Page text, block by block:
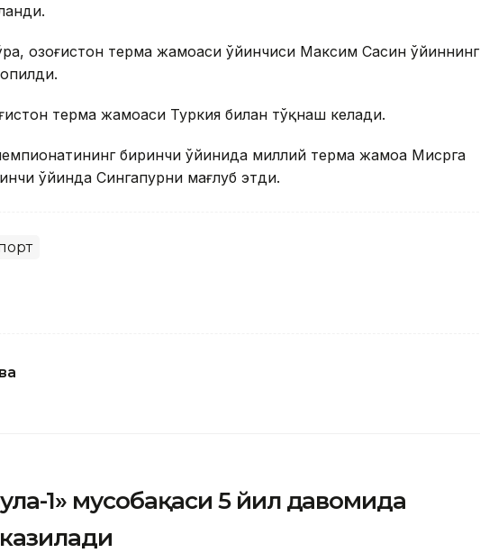
Қозоғистон терма жамоаси ўйинчиси Максим Сасин ўйиннинг
терма жамоаси Туркия билан тўқнаш келади.
биринчи ўйинида миллий терма жамоа Мисрга
ўйинда Сингапурни мағлуб этди.
1» мусобақаси 5 йил давомида